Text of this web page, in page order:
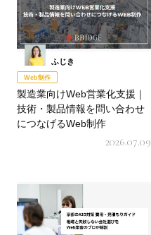
ふじき
Web制作
製造業向けWeb営業化支援｜
技術・製品情報を問い合わせ
につなげるWeb制作
2026.07.09